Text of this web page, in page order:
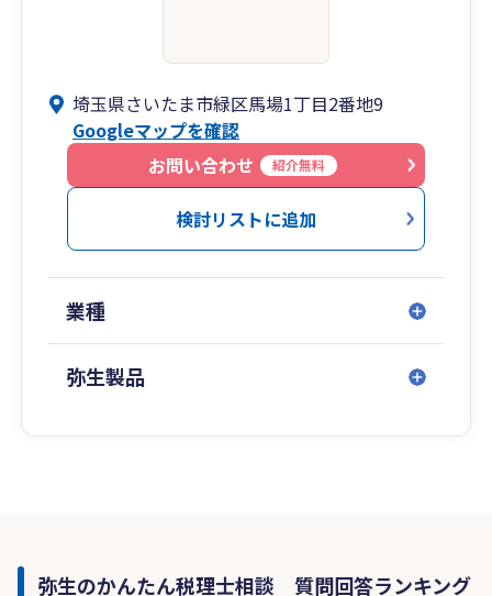
埼玉県さいたま市緑区馬場1丁目2番地9
Googleマップを確認
お問い合わせ
紹介無料
検討リストに追加
業種
弥生製品
弥生のかんたん税理士相談 質問回答ランキング